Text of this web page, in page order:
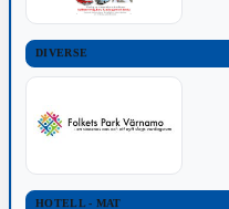
DIVERSE
HOTELL - MAT